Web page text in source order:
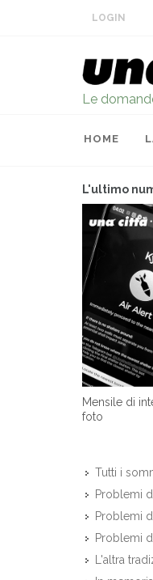
LOGIN
Le
HOME
L'ultimo
Mensile di
foto
Tutti i
Problemi
Problemi
Problemi
L'altra